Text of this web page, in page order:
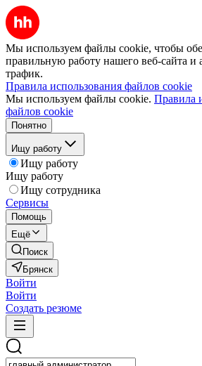
Мы используем файлы cookie, чтобы
правильную работу нашего веб-сайта и
трафик.
Правила использования файлов cookie
Мы используем файлы cookie. Правила
файлов cookie
Понятно
Ищу работу
Ищу работу
Ищу работу
Ищу сотрудника
Сервисы
Помощь
Ещё
Поиск
Брянск
Войти
Войти
Создать резюме